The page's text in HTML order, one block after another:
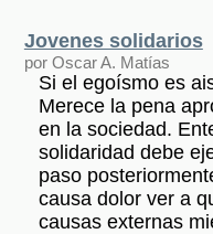
Jovenes solidarios
por Oscar A. Matías
Si el egoísmo es
Merece la pena
en la sociedad.
solidaridad debe
paso
causa dolor ver a
causas externas